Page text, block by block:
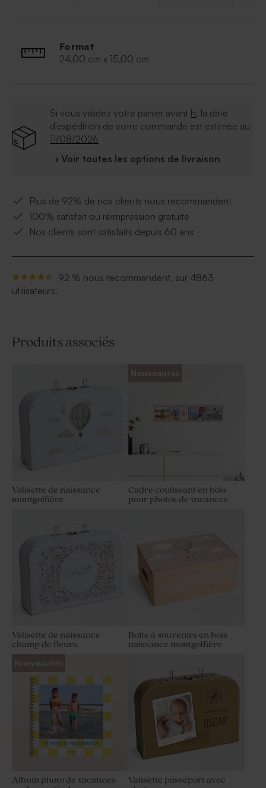
* Parfum : Calendula & Bambou
* Ingrédients : Aqua; Paraffinum Liquidum; Ethylhexyl
PVM/MA Decadiene Crosspolymer; Triethanolamine;
Carbomer; Ethylhexylglycerin; BHT
Format
24,00 cm x 15,00 cm
Si vous validez votre panier avant h, la date
d'expédition de votre commande est estimée au
11/08/2026
› Voir toutes les options de livraison
Plus de 92% de nos clients nous recommandent
100% satisfait ou réimpression gratuite
Nos clients sont satisfaits depuis 60 ans
92 % nous recommandent, sur 4863
utilisateurs.
Produits associés
Valisette de naissance
montgolfière
Nouveautés
Cadre coulissant en bois
pour photos de vacances
Valisette de naissance
champ de fleurs
Boîte à souvenirs en bois
naissance montgolfière
Nouveautés
Album photo de vacances
Valisette passeport avec